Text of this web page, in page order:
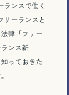
ランスで働く
リーランスと
律「フリー
ンス新
っておきた